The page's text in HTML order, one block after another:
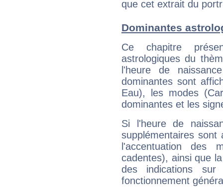
que cet extrait du
Dominantes
Ce chapitre
astrologiques du
l'heure de
dominantes sont
Eau), les modes
dominantes et les
Si l'heure de
supplémentaires sont
l'accentuation des
cadentes), ainsi que
des indications sur
fonctionnement